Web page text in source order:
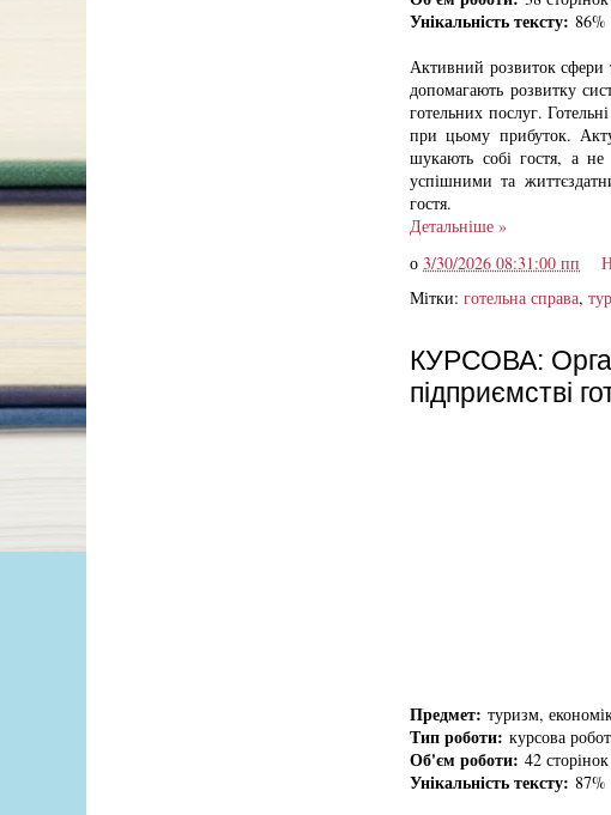
Унікальність тексту: 86%
Активний розвиток сфери
допомагають розвитку
готельних послуг.
при цьому прибуток.
шукають собі гостя, а
успішними та
гостя.
Детальніше »
о 3/30/2026 08:31:00 пп
Мітки: готельна справа,
КУРСОВА:
підприємстві
Предмет: туризм,
Тип роботи: курсова
Об'єм роботи: 42
Унікальність тексту: 87%